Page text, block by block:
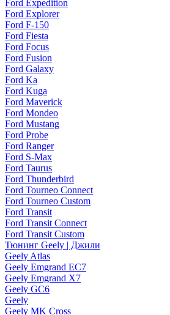
Ford Expedition
Ford Explorer
Ford F-150
Ford Fiesta
Ford Focus
Ford Fusion
Ford Galaxy
Ford Ka
Ford Kuga
Ford Maverick
Ford Mondeo
Ford Mustang
Ford Probe
Ford Ranger
Ford S-Max
Ford Taurus
Ford Thunderbird
Ford Tourneo Connect
Ford Tourneo Custom
Ford Transit
Ford Transit Connect
Ford Transit Custom
Тюнинг Geely | Джили
Geely Atlas
Geely Emgrand EC7
Geely Emgrand X7
Geely GC6
Geely
Geely MK Cross